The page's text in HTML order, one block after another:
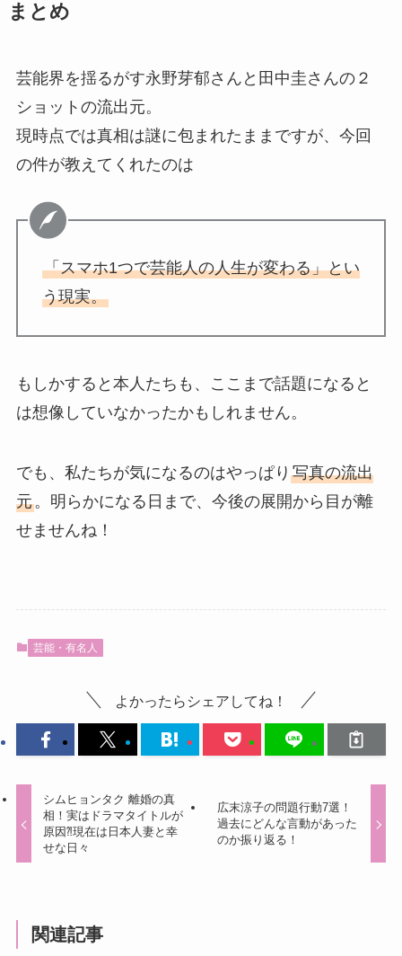
まとめ
芸能界を揺るがす永野芽郁さんと田中圭さんの２
ショットの流出元。
現時点では真相は謎に包まれたままですが、今回
の件が教えてくれたのは
「スマホ1つで芸能人の人生が変わる」とい
う現実。
もしかすると本人たちも、ここまで話題になると
は想像していなかったかもしれません。
でも、私たちが気になるのはやっぱり 写真の流出
元。明らかになる日まで、今後の展開から目が離
せませんね！
芸能・有名人
よかったらシェアしてね！
シムヒョンタク 離婚の真
相！実はドラマタイトルが
原因⁈現在は日本人妻と幸
せな日々
広末涼子の問題行動7選！
過去にどんな言動があった
のか振り返る！
関連記事